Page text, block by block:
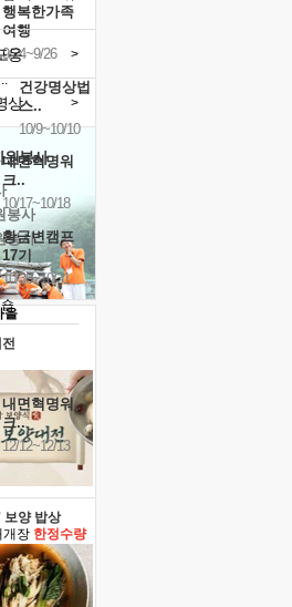
행복한가족
여행
9/24~9/26
건강명상법
스..
10/9~10/10
내면혁명워
크..
10/17~10/18
황금변캠프
17기
10/30~10/31
내면혁명워
크..
12/12~12/13
상 >
옹 >
봉사
봉사
봉사
보양 밥상
개장 한정수량